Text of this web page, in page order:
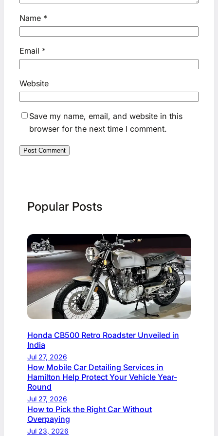
Name *
Email *
Website
Save my name, email, and website in this
browser for the next time I comment.
Popular Posts
Honda CB500 Retro Roadster Unveiled in
India
Jul 27, 2026
How Mobile Car Detailing Services in
Hamilton Help Protect Your Vehicle Year-
Round
Jul 27, 2026
How to Pick the Right Car Without
Overpaying
Jul 23, 2026